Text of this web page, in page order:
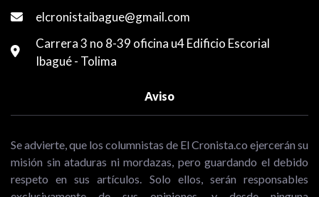
elcronistaibague@gmail.com
Carrera 3 no 8-39 oficina u4 Edificio Escorial
Ibagué - Tolima
Aviso
Se advierte, que los columnistas de El Cronista.co ejercerán su
misión sin ataduras ni mordazas, pero guardando el debido
respeto en sus artículos. Solo ellos, serán responsables